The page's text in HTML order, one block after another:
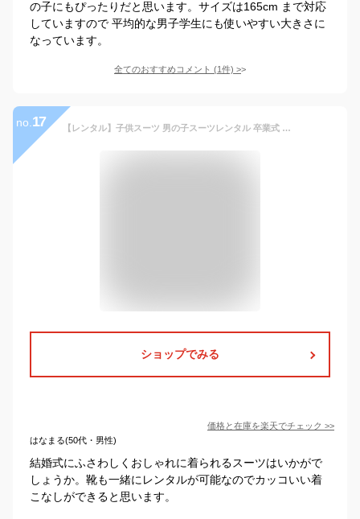
の子にもぴったりだと思います。サイズは165cm まで対応
していますので 平均的な男子学生にも使いやすい大きさに
なっています。
全てのおすすめコメント (1件) >
no. 17 【レンタル】子供スーツ 男の子スーツレンタル 卒業式 スーツ 140cm 150cm 160cm 170cm 男児 黒3ピースブラックスーツセット ギンガムチェックシャツ ベスト ニットタイ 結婚式 貸衣装 靴セット 男の子 スーツ ジュニアスーツ
ショップでみる
価格と在庫を楽天でチェック >>
はなまる(50代・男性)
結婚式にふさわしくおしゃれに着られるスーツはいかがで
しょうか。靴も一緒にレンタルが可能なのでカッコいい着
こなしができると思います。